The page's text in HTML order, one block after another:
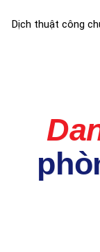
Dịch thuật công